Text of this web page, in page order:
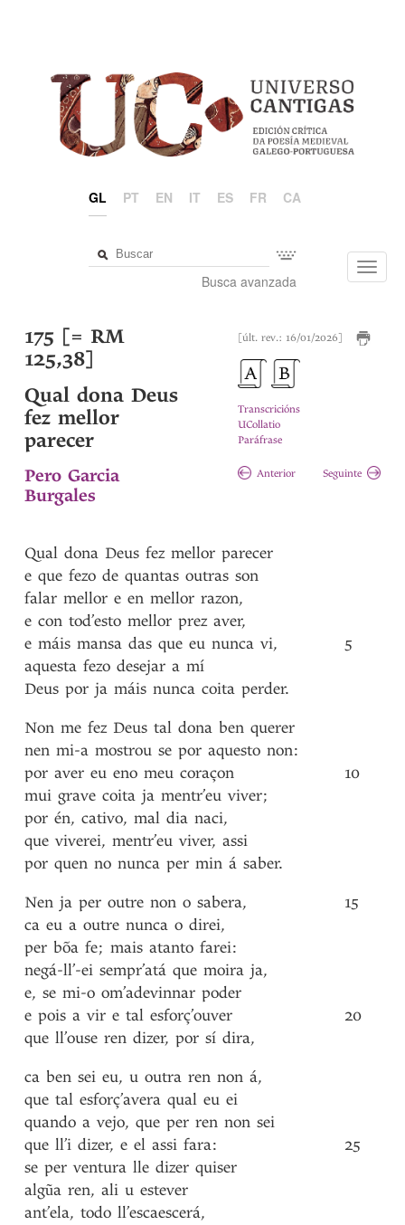
GL PT EN IT ES FR CA
Busca avanzada
[últ. rev.: 16/01/2026]
Transcricións
UCollatio
Paráfrase
Anterior Seguinte
175 [= RM
125,38]
Qual dona Deus
fez mellor
parecer
Pero Garcia
Burgales
Qual dona Deus fez mellor parecer
e que fezo de quantas outras son
falar mellor e en mellor razon,
e con tod’esto mellor prez aver,
e máis mansa das que eu nunca vi,
aquesta fezo desejar a mí
Deus por ja máis nunca coita perder.
Non me fez Deus tal dona ben querer
nen mi-a mostrou se por aquesto non:
por aver eu eno meu coraçon
mui grave coita ja mentr’eu viver;
por én, cativo, mal dia naci,
que viverei, mentr’eu viver, assi
por quen no nunca per min á saber.
Nen ja per outre non o sabera,
ca eu a outre nunca o direi,
per bõa fe; mais atanto farei:
negá-ll’-ei sempr’atá que moira ja,
e, se mi-o om’adevinnar poder
e pois a vir e tal esforç’ouver
que ll’ouse ren dizer, por sí dira,
ca ben sei eu, u outra ren non á,
que tal esforç’avera qual eu ei
quando a vejo, que per ren non sei
que ll’i dizer, e el assi fara:
se per ventura lle dizer quiser
algũa ren, ali u estever
ant’ela, todo ll’escaescerá,
5
10
15
20
25